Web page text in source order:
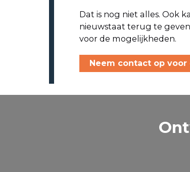
Dat is nog niet alles. Ook
nieuwstaat terug te
voor de mogelijkheden.
Neem contact op